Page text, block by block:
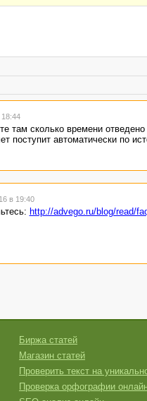
там сколько времени
поступит автоматически по
в 19:40
http://advego.ru/blog/read/
Биржа статей
Магазин статей
Проверить текст на
Проверка орфографии